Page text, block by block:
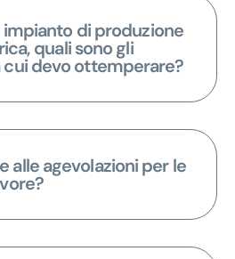
impianto di produzione
quali sono gli
devo ottemperare?
alle agevolazioni per le